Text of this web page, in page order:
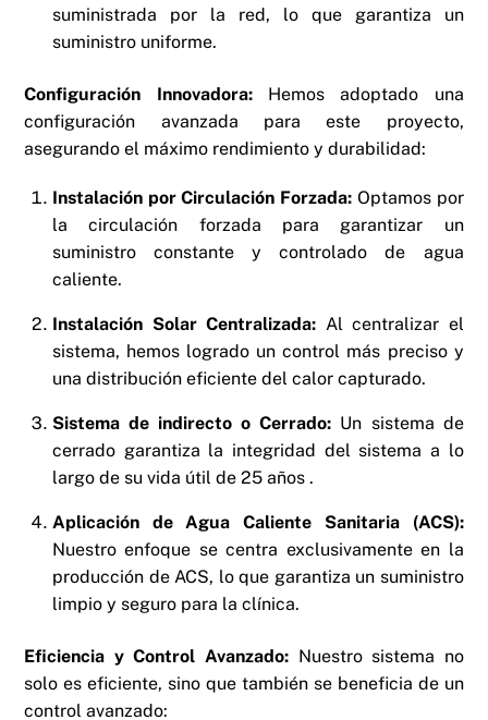
suministrada por la red, lo que garantiza un
suministro uniforme.
Configuración Innovadora:Hemos adoptado una
configuración avanzada para este proyecto,
asegurando el máximo rendimiento y durabilidad:
Instalación por Circulación Forzada: Optamos por
la circulación forzada para garantizar un
suministro constante y controlado de agua
caliente.
Instalación Solar Centralizada: Al centralizar el
sistema, hemos logrado un control más preciso y
una distribución eficiente del calor capturado.
Sistema de indirecto o Cerrado: Un sistema de
cerrado garantiza la integridad del sistema a lo
largo de su vida útil de 25 años .
Aplicación de Agua Caliente Sanitaria (ACS):
Nuestro enfoque se centra exclusivamente en la
producción de ACS, lo que garantiza un suministro
limpio y seguro para la clínica.
Eficiencia y Control Avanzado: Nuestro sistema no
solo es eficiente, sino que también se beneficia de un
control avanzado: